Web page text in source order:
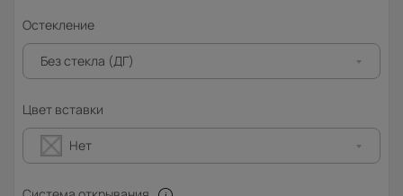
Остекление
Без стекла (ДГ)
Цвет вставки
Нет